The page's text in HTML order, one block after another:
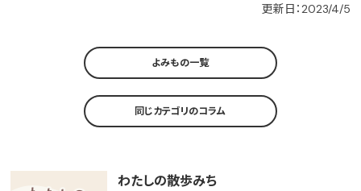
更新日：2023/4/5
よみもの一覧
同じカテゴリのコラム
わたしの散歩みち